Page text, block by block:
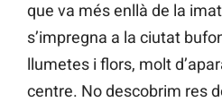
que va més enllà de la
s’impregna a la ciutat
llumetes i flors, molt
centre. No descobrim res